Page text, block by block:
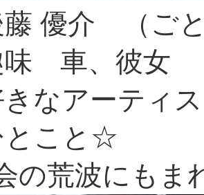
藤 優介 （ご
味 車、彼女
きなアーティ
こと☆
の荒波にも